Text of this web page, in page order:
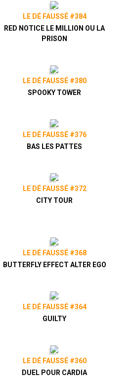
LE DÉ FAUSSÉ #384
RED NOTICE LE MILLION OU LA
PRISON
LE DÉ FAUSSÉ #380
SPOOKY TOWER
LE DÉ FAUSSÉ #376
BAS LES PATTES
LE DÉ FAUSSÉ #372
CITY TOUR
LE DÉ FAUSSÉ #368
BUTTERFLY EFFECT ALTER EGO
LE DÉ FAUSSÉ #364
GUILTY
LE DÉ FAUSSÉ #360
DUEL POUR CARDIA